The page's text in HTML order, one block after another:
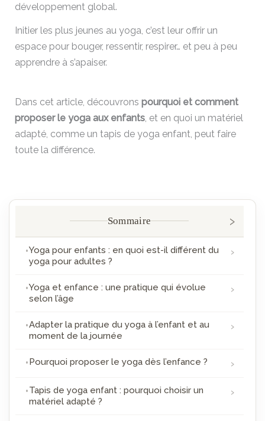
développement global.
Initier les plus jeunes au yoga, c’est leur offrir un
espace pour bouger, ressentir, respirer… et peu à peu
apprendre à s’apaiser.
Dans cet article, découvrons pourquoi et comment
proposer le yoga aux enfants, et en quoi un matériel
adapté, comme un tapis de yoga enfant, peut faire
toute la différence.
Sommaire
Yoga pour enfants : en quoi est-il différent du
yoga pour adultes ?
Yoga et enfance : une pratique qui évolue
selon l’âge
Adapter la pratique du yoga à l’enfant et au
moment de la journée
Pourquoi proposer le yoga dès l’enfance ?
Tapis de yoga enfant : pourquoi choisir un
matériel adapté ?